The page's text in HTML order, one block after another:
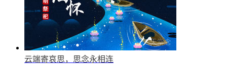
云端寄哀思，思念永相连